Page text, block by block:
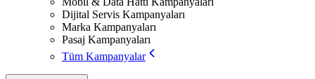
Dijital Servis Kampanyaları
Marka Kampanyaları
Pasaj Kampanyaları
Tüm Kampanyalar